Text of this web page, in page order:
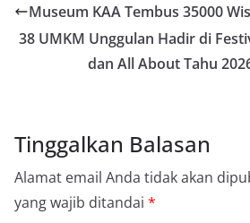
Museum KAA Tembus 35000
38 UMKM Unggulan Hadir di
dan All About Tahu
Tinggalkan Balasan
Alamat email Anda tidak akan
yang wajib ditandai *